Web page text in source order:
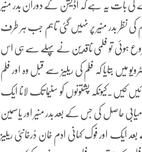
کی بات یہ ہے کہ اڈیشن کے دوران بدر منیر
نظر بدر منیر پر نہیں گئی تاہم جب ہر طرف
ہوئی تو فلمی ناقدین نے پہلے سے ہی اس
میں بتایا کہ فلم کی ریلیز سے قبل وہ اور فلم
کیں۔کیونکہ پشتونوں کو سنیما تک لانا ایک
حاصل کی جس کے بعد بدر منیر اور یاسمین
ایک اور فوک کہانی ادم خان دُرخانئی ریلیز